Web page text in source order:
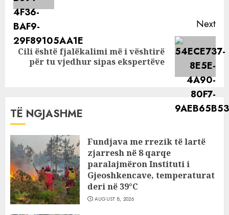
Next
Next
post:
Cili është fjalëkalimi më i vështirë
për tu vjedhur sipas ekspertëve
TË NGJASHME
Fundjava me rrezik të lartë
zjarresh në 8 qarqe
paralajmëron Instituti i
Gjeoshkencave, temperaturat
deri në 39°C
AUGUST 8, 2026